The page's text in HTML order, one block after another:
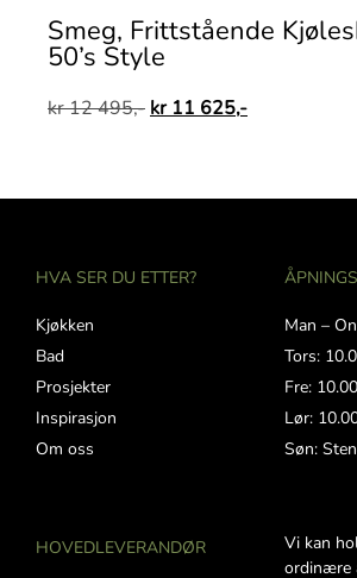
Smeg, Frittstående
50’s Style
kr12 495,- kr11 625,-
HVA SER DU ETTER?
Kjøkken
Bad
Prosjekter
Inspirasjon
Om oss
HOVEDLEVERANDØR
Man –
Tors:
Fre:
Lør:
Søn:
Vi kan
ordinære